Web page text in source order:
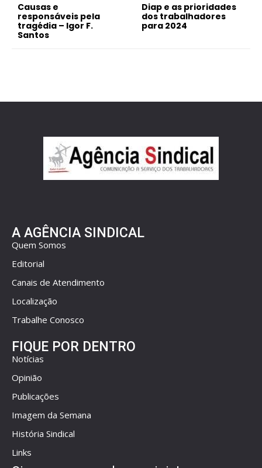
Causas e
responsáveis pela
tragédia – Igor F.
Santos
Diap e as prioridades
dos trabalhadores
para 2024
A AGÊNCIA SINDICAL
Quem Somos
Editorial
Canais de Atendimento
Localização
Trabalhe Conosco
FIQUE POR DENTRO
Notícias
Opinião
Publicações
Imagem da Semana
História Sindical
Links